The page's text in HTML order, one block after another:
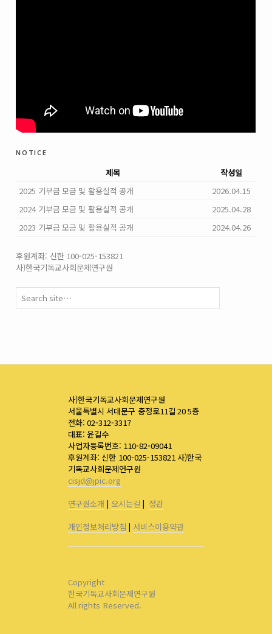
notice
제목
작성일
2025 기부금 모금 및 활용실적 공개
2026.04.15
2024 기부금 모금 및 활용실적 공개
2025.04.28
2023 기부금 모금 및 활용실적 공개
2024.04.26
후원계좌: 신한 100-025-153821
사)한국기독교사회문제연구원
사)한국기독교사회문제연구원
서울특별시 서대문구 충정로11길 20 5층
전화: 02-312-3317
대표: 윤길수
사업자등록번호: 110-82-09041
후원계좌: 신한 100-025-153821 사)한국
기독교사회문제연구원
cisjd@jpic.org
연구원소개 | 오시는길 | 정관
개인정보처리방침 | 서비스이용약관
Copyright
한국기독교사회문제연구원
All rights Reserved.